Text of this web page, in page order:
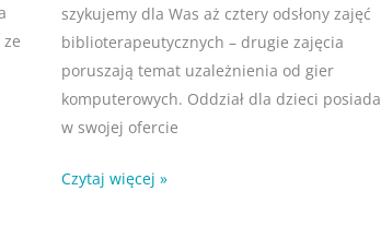
szykujemy dla Was aż cztery odsłony zajęć
biblioterapeutycznych – drugie zajęcia
poruszają temat uzależnienia od gier
komputerowych. Oddział dla dzieci posiada
w swojej ofercie
Czytaj więcej »